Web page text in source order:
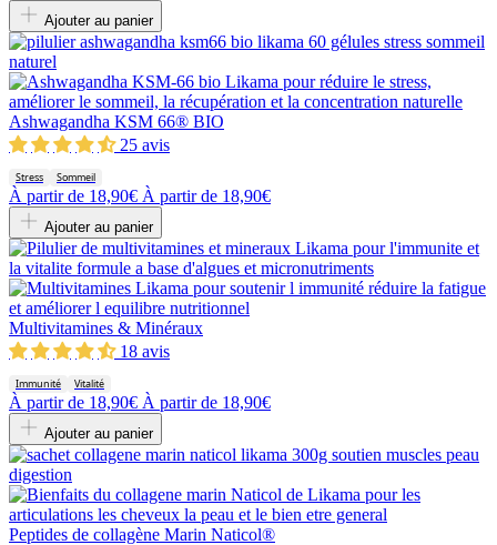
Ajouter au panier
Ashwagandha KSM 66® BIO
25 avis
Stress Sommeil
À partir de 18,90€ À partir de 18,90€
Ajouter au panier
Multivitamines & Minéraux
18 avis
Immunité Vitalité
À partir de 18,90€ À partir de 18,90€
Ajouter au panier
Peptides de collagène Marin Naticol®